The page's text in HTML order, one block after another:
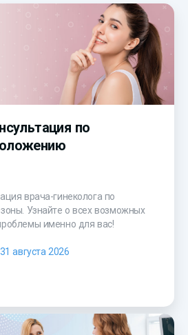
по
врача-гинеколога по
Узнайте о всех возможных
именно для вас!
августа 2026